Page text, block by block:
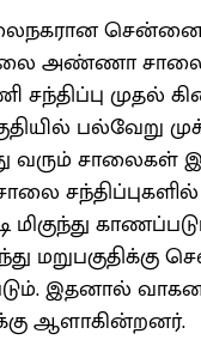
அண்ணா
சந்திப்பு முதல்
பல்வேறு
வரும்
மிகுந்து
மறுபகுதிக்கு
இதனால்
ஆளாகின்றனர்.